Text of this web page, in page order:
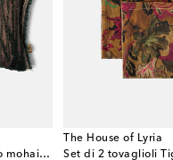
Cuscino Abibo in misto mohair, cotone e lana
The House of Lyria